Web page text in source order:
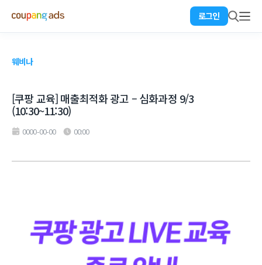
로그인
웨비나
[쿠팡 교육] 매출최적화 광고 – 심화과정 9/3
(10:30~11:30)
0000-00-00 00:00